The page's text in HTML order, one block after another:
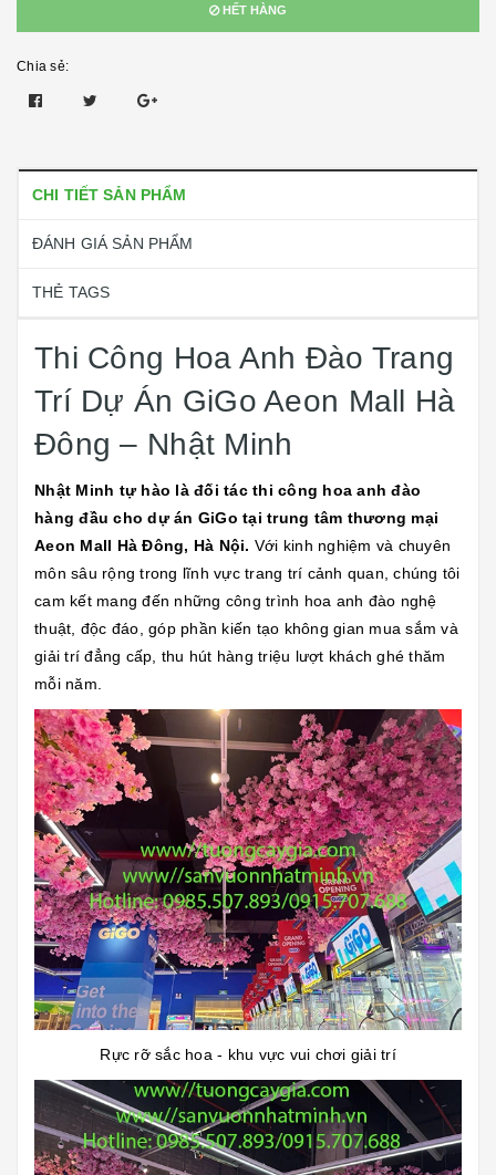
HẾT HÀNG
Chia sẻ:
CHI TIẾT SẢN PHẨM
ĐÁNH GIÁ SẢN PHẨM
THẺ TAGS
Thi Công Hoa Anh Đào Trang
Trí Dự Án GiGo Aeon Mall Hà
Đông – Nhật Minh
Nhật Minh tự hào là đối tác thi công hoa anh đào
hàng đầu cho dự án GiGo tại trung tâm thương mại
Aeon Mall Hà Đông, Hà Nội. Với kinh nghiệm và chuyên
môn sâu rộng trong lĩnh vực trang trí cảnh quan, chúng tôi
cam kết mang đến những công trình hoa anh đào nghệ
thuật, độc đáo, góp phần kiến tạo không gian mua sắm và
giải trí đẳng cấp, thu hút hàng triệu lượt khách ghé thăm
mỗi năm.
Rực rỡ sắc hoa - khu vực vui chơi giải trí